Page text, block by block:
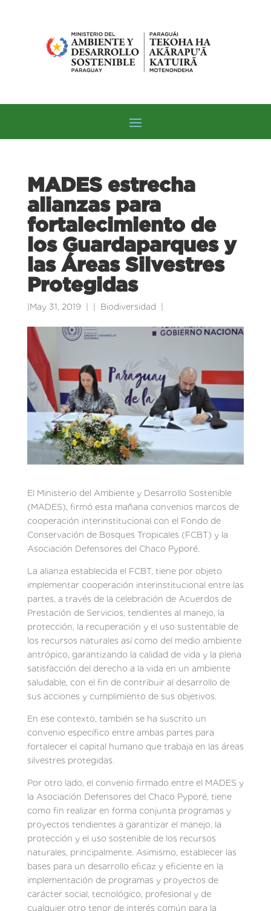
MADES estrecha
alianzas para
fortalecimiento de
los Guardaparques y
las Áreas Silvestres
Protegidas
May 31, 2019 Biodiversidad
El Ministerio del Ambiente y Desarrollo Sostenible
(MADES), firmó esta mañana convenios marcos de
cooperación interinstitucional con el Fondo de
Conservación de Bosques Tropicales (FCBT) y la
Asociación Defensores del Chaco Pyporé.
La alianza establecida el FCBT, tiene por objeto
implementar cooperación interinstitucional entre las
partes, a través de la celebración de Acuerdos de
Prestación de Servicios, tendientes al manejo, la
protección, la recuperación y el uso sustentable de
los recursos naturales así como del medio ambiente
antrópico, garantizando la calidad de vida y la plena
satisfacción del derecho a la vida en un ambiente
saludable, con el fin de contribuir al desarrollo de
sus acciones y cumplimiento de sus objetivos.
En ese contexto, también se ha suscrito un
convenio específico entre ambas partes para
fortalecer el capital humano que trabaja en las áreas
silvestres protegidas.
Por otro lado, el convenio firmado entre el MADES y
la Asociación Defensores del Chaco Pyporé, tiene
como fin realizar en forma conjunta programas y
proyectos tendientes a garantizar el manejo, la
protección y el uso sostenible de los recursos
naturales, principalmente. Asimismo, establecer las
bases para un desarrollo eficaz y eficiente en la
implementación de programas y proyectos de
carácter social, tecnológico, profesional y de
cualquier otro tenor de interés común para la